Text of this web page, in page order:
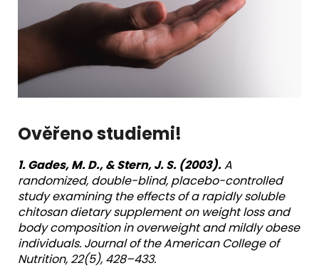
Ověřeno studiemi!
1. Gades, M. D., & Stern, J. S. (2003).A
randomized, double-blind, placebo-controlled
study examining the effects of a rapidly soluble
chitosan dietary supplement on weight loss and
body composition in overweight and mildly obese
individuals. Journal of the American College of
Nutrition, 22(5), 428–433.